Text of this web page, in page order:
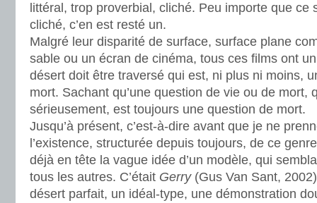
littéral, trop proverbial, cliché. Peu importe que ce
cliché, c’en est resté un.
Malgré leur disparité de surface, surface plane
sable ou un écran de cinéma, tous ces films ont
désert doit être traversé qui est, ni plus ni moins,
mort. Sachant qu’une question de vie ou de mort,
sérieusement, est toujours une question de mort.
Jusqu’à présent, c’est-à-dire avant que je ne
l’existence, structurée depuis toujours, de ce
déjà en tête la vague idée d’un modèle, qui
tous les autres. C’était Gerry(Gus Van Sant,
désert parfait, un idéal-type, une démonstration